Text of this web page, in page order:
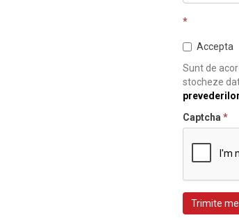
*
Accepta
Sunt de
stocheze
Captcha *
Trimite